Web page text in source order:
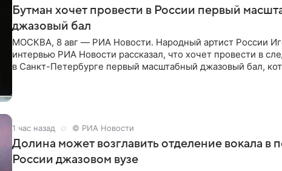
Бутман хочет провести в России первый
джазовый бал
МОСКВА, 8 авг — РИА Новости. Народный артист России
интервью РИА Новости рассказал, что хочет провести в
в Санкт-Петербурге первый масштабный джазовый бал,
1 час назад © РИА Новости
Долина может возглавить отделение вокала в
России джазовом вузе